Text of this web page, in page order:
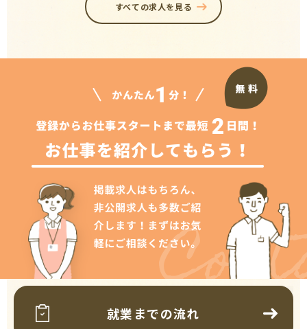
すべての求人を見る
就業までの流れ